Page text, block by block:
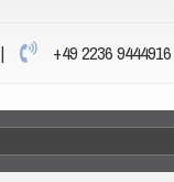
| +49 2236 9444916